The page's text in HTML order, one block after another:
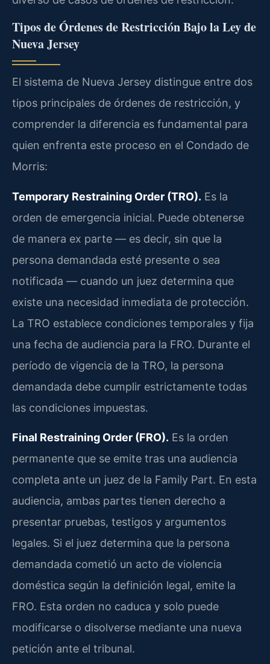
Tipos de Órdenes de Restricción Bajo la Ley de
Nueva Jersey
El sistema de Nueva Jersey distingue entre dos
tipos principales de órdenes de restricción, y
comprender la diferencia es fundamental para
quien enfrenta este proceso en el Condado de
Morris:
Temporary Restraining Order (TRO). Es la
orden de emergencia inicial. Puede obtenerse
de manera ex parte — es decir, sin que la
persona demandada esté presente o sea
notificada — cuando un juez determina que
existe una necesidad inmediata de protección.
La TRO establece condiciones temporales y fija
una fecha de audiencia para la FRO. Durante el
período de vigencia de la TRO, la persona
demandada debe cumplir estrictamente todas
las condiciones impuestas.
Final Restraining Order (FRO). Es la orden
permanente que se emite tras una audiencia
completa ante un juez de la Family Part. En esta
audiencia, ambas partes tienen derecho a
presentar pruebas, testigos y argumentos
legales. Si el juez determina que la persona
demandada cometió un acto de violencia
doméstica según la definición legal, emite la
FRO. Esta orden no caduca y solo puede
modificarse o disolverse mediante una nueva
petición ante el tribunal.